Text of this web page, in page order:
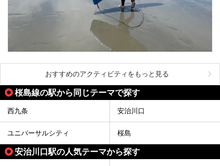
おすすめのアクティビティをもっと見る
桜島線の駅から同じテーマで探す
西九条 安治川口
ユニバーサルシティ 桜島
安治川口駅の人気テーマから探す